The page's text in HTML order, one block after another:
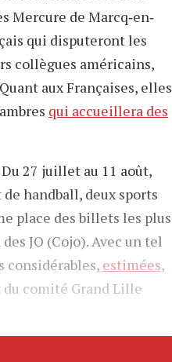
Mercure de Marcq‐en‐
qui disputeront les
collègues américains,
aux Françaises, elles
qui accueillera des
27 juillet au 11 août,
handball, deux sports
place des billets les plus
JO (Cojo). Avec un tel
considérables, estimées,
comité Grand Lille